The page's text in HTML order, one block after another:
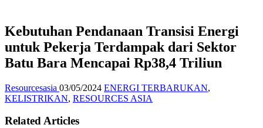
Kebutuhan Pendanaan Transisi Energi
untuk Pekerja Terdampak dari Sektor
Batu Bara Mencapai Rp38,4 Triliun
Resourcesasia 03/05/2024 ENERGI TERBARUKAN,
KELISTRIKAN, RESOURCES ASIA
Related Articles